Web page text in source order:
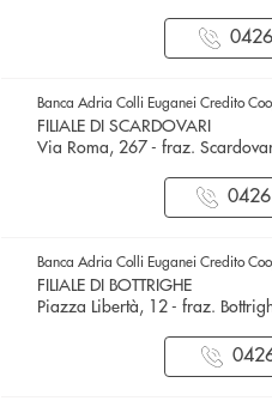
Banca Adria Colli Euganei Credito
FILIALE DI SCARDOVARI
Via Roma, 267 - fraz.
Banca Adria Colli Euganei Credito
FILIALE DI BOTTRIGHE
Piazza Libertà, 12 - fraz.